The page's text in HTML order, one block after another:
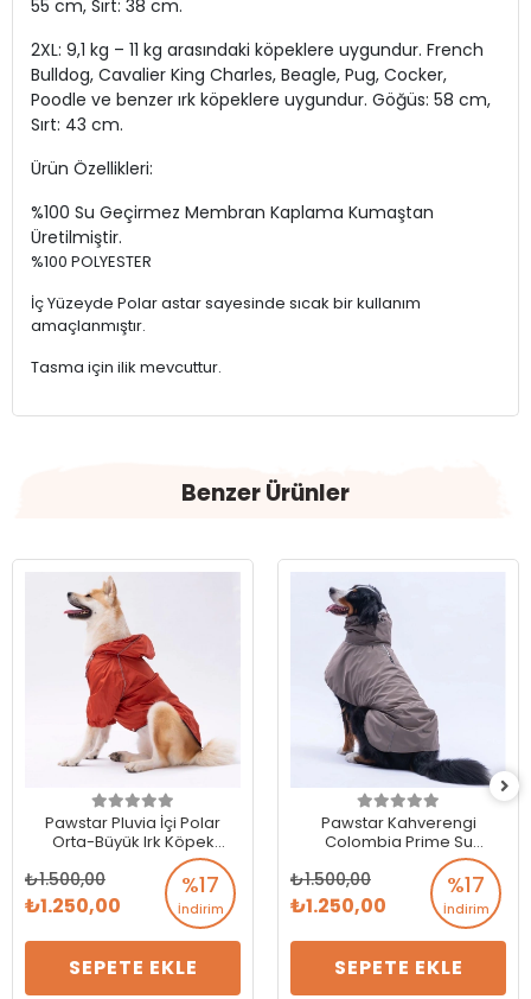
55 cm, Sırt: 38 cm.
2XL: 9,1 kg – 11 kg arasındaki köpeklere uygundur. French
Bulldog, Cavalier King Charles, Beagle, Pug, Cocker,
Poodle ve benzer ırk köpeklere uygundur. Göğüs: 58 cm,
Sırt: 43 cm.
Ürün Özellikleri:
%100 Su Geçirmez Membran Kaplama Kumaştan
Üretilmiştir.
%100 POLYESTER
İç Yüzeyde Polar astar sayesinde sıcak bir kullanım
amaçlanmıştır.
Tasma için ilik mevcuttur.
Benzer Ürünler
Pawstar Pluvia İçi Polar
Orta-Büyük Irk Köpek
Yağmurluk Turuncu
%17
İndirim
1.500,00
1.250,00
SEPETE EKLE
Pawstar Kahverengi
Colombia Prime Su
Geçirmez Orta-Büyük Irk
Köpek Pratik Yağmurluk
%17
İndirim
1.500,00
1.250,00
SEPETE EKLE